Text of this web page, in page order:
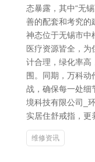
态暴露，其中“无
善的配套和考究的
神态位于无锡市中
医疗资源皆全，
计合理，绿化率高
围。同期，万科动
战，确保每一处细
境科技有限公司_
实居住舒戒指，更
维修资讯